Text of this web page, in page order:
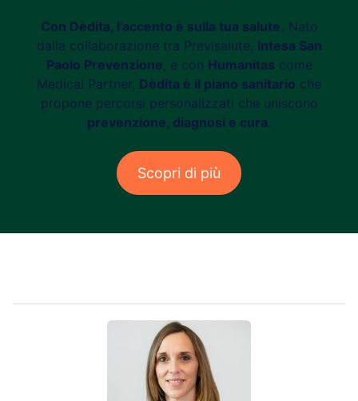
Con Dèdita, l’accento è sulla tua salute. Nato
dalla collaborazione tra Previsalute, Intesa San
Paolo Prevenzione, e con Humanitas come
Medical Partner, Dèdita è il piano sanitario che
propone percorsi personalizzati che uniscono
prevenzione, diagnosi e cura.
Scopri di più